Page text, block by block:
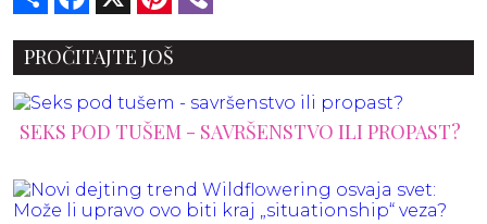
PROČITAJTE JOŠ
SEKS POD TUŠEM - SAVRŠENSTVO ILI PROPAST?